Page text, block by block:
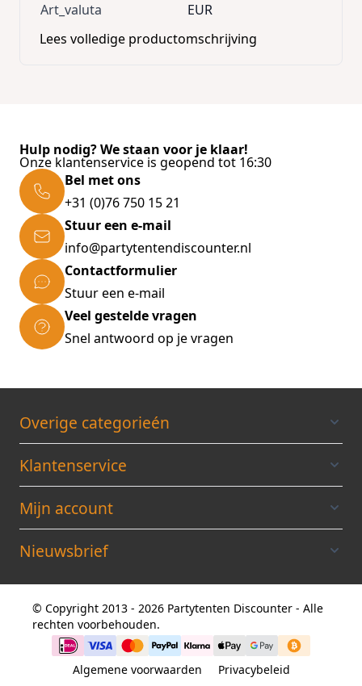
Art_valuta
EUR
Lees volledige productomschrijving
Hulp nodig? We staan voor je klaar!
Onze klantenservice is geopend tot 16:30
Bel met ons
+31 (0)76 750 15 21
Stuur een e-mail
info@partytentendiscounter.nl
Contactformulier
Stuur een e-mail
Veel gestelde vragen
Snel antwoord op je vragen
Overige categorieén
Klantenservice
Mijn account
Nieuwsbrief
© Copyright 2013 - 2026 Partytenten Discounter - Alle
rechten voorbehouden.
Algemene voorwaarden Privacybeleid